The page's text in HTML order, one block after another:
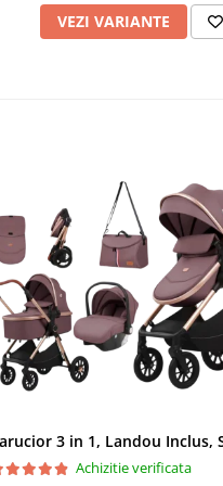
VEZI VARIANTE
Achizitie verificata